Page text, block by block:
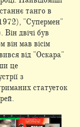
танго в
"Супермен"
двічі був
він мав вісім
від "Оскара"
це
з
статуеток